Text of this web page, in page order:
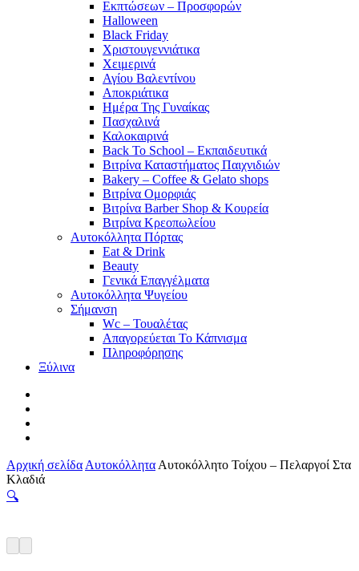
Εκπτώσεων – Προσφορών
Halloween
Black Friday
Χριστουγεννιάτικα
Χειμερινά
Αγίου Βαλεντίνου
Αποκριάτικα
Ημέρα Της Γυναίκας
Πασχαλινά
Καλοκαιρινά
Back To School – Εκπαιδευτικά
Βιτρίνα Καταστήματος Παιχνιδιών
Bakery – Coffee & Gelato shops
Βιτρίνα Ομορφιάς
Βιτρίνα Barber Shop & Κουρεία
Βιτρίνα Κρεοπωλείου
Αυτοκόλλητα Πόρτας
Eat & Drink
Beauty
Γενικά Επαγγέλματα
Αυτοκόλλητα Ψυγείου
Σήμανση
Wc – Τουαλέτας
Απαγορεύεται Το Κάπνισμα
Πληροφόρησης
Ξύλινα
Αρχική σελίδα Αυτοκόλλητα Αυτοκόλλητο Τοίχου – Πελαργοί Στα
Κλαδιά
🔍